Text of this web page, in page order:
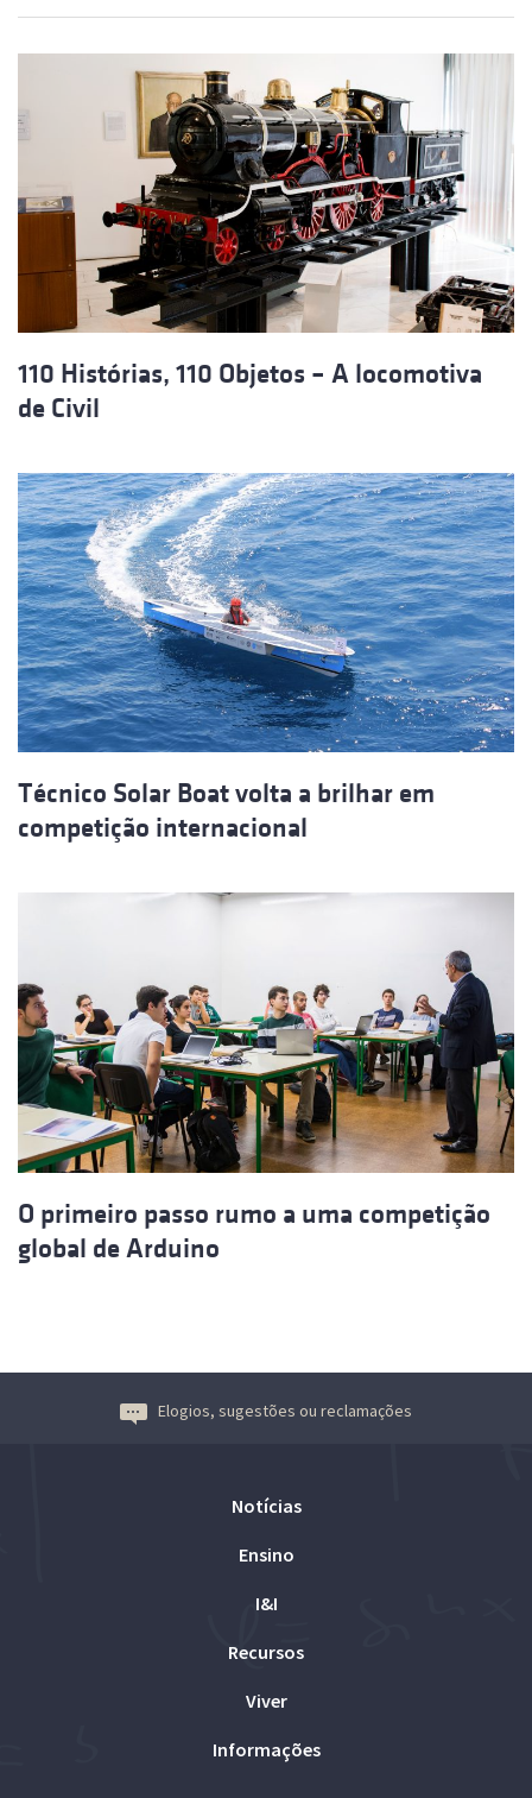
110 Histórias, 110 Objetos – A locomotiva
de Civil
Técnico Solar Boat volta a brilhar em
competição internacional
O primeiro passo rumo a uma competição
global de Arduino
Elogios, sugestões ou reclamações
Notícias
Ensino
I&I
Recursos
Viver
Informações